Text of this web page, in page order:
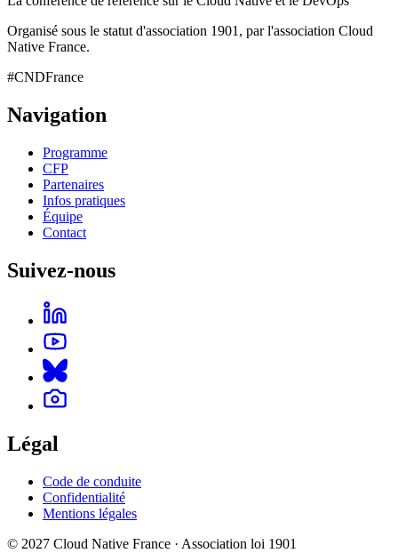
Organisé sous le statut d'association 1901, par l'association Cloud
Native France.
#CNDFrance
Navigation
Programme
CFP
Partenaires
Infos pratiques
Équipe
Contact
Suivez-nous
Légal
Code de conduite
Confidentialité
Mentions légales
© 2027 Cloud Native France · Association loi 1901